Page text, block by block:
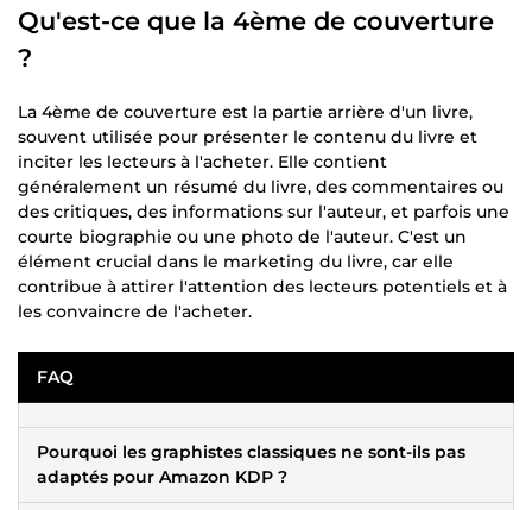
Qu'est-ce que la 4ème de couverture
?
La 4ème de couverture est la partie arrière d'un livre,
souvent utilisée pour présenter le contenu du livre et
inciter les lecteurs à l'acheter. Elle contient
généralement un résumé du livre, des commentaires ou
des critiques, des informations sur l'auteur, et parfois une
courte biographie ou une photo de l'auteur. C'est un
élément crucial dans le marketing du livre, car elle
contribue à attirer l'attention des lecteurs potentiels et à
les convaincre de l'acheter.
FAQ
Pourquoi les graphistes classiques ne sont-ils pas
adaptés pour Amazon KDP ?